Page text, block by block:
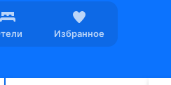
Избранное